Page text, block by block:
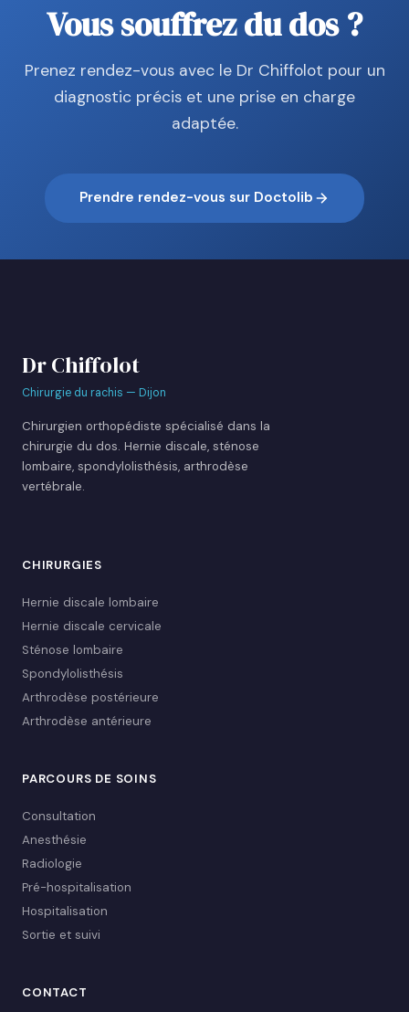
Vous souffrez du dos ?
Prenez rendez-vous avec le Dr Chiffolot pour un
diagnostic précis et une prise en charge
adaptée.
Prendre rendez-vous sur Doctolib
Dr Chiffolot
Chirurgie du rachis — Dijon
Chirurgien orthopédiste spécialisé dans la
chirurgie du dos. Hernie discale, sténose
lombaire, spondylolisthésis, arthrodèse
vertébrale.
CHIRURGIES
Hernie discale lombaire
Hernie discale cervicale
Sténose lombaire
Spondylolisthésis
Arthrodèse postérieure
Arthrodèse antérieure
PARCOURS DE SOINS
Consultation
Anesthésie
Radiologie
Pré-hospitalisation
Hospitalisation
Sortie et suivi
CONTACT